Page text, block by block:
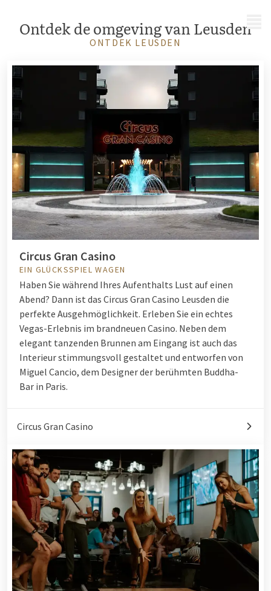
Ontdek de omgeving van Leusden
ONTDEK LEUSDEN
Circus Gran Casino
EIN GLÜCKSSPIEL WAGEN
Haben Sie während Ihres Aufenthalts Lust auf einen
Abend? Dann ist das Circus Gran Casino Leusden die
perfekte Ausgehmöglichkeit. Erleben Sie ein echtes
Vegas-Erlebnis im brandneuen Casino. Neben dem
elegant tanzenden Brunnen am Eingang ist auch das
Interieur stimmungsvoll gestaltet und entworfen von
Miguel Cancio, dem Designer der berühmten Buddha-
Bar in Paris.
Circus Gran Casino